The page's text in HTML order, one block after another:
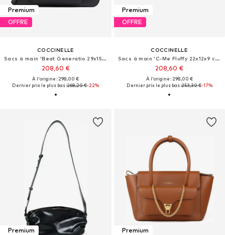
Premium
OFFRE
COCCINELLE
Sacs à main 'Beat Generatio 29x15x6 cm'
208,60 €
À l'origine : 298,00 €
Dernier prix le plus bas :268,20 €-22%
Premium
OFFRE
COCCINELLE
Sacs à main 'C-Me Fluffy 22x12x9 cm'
208,60 €
À l'origine : 298,00 €
Dernier prix le plus bas :253,30 €-17%
Premium
Premium